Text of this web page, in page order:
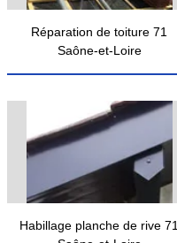
Réparation de toiture 71
Saône-et-Loire
Habillage planche de rive 71